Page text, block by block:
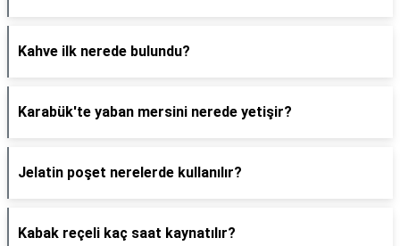
Kahve ilk nerede bulundu?
Karabük'te yaban mersini nerede yetişir?
Jelatin poşet nerelerde kullanılır?
Kabak reçeli kaç saat kaynatılır?